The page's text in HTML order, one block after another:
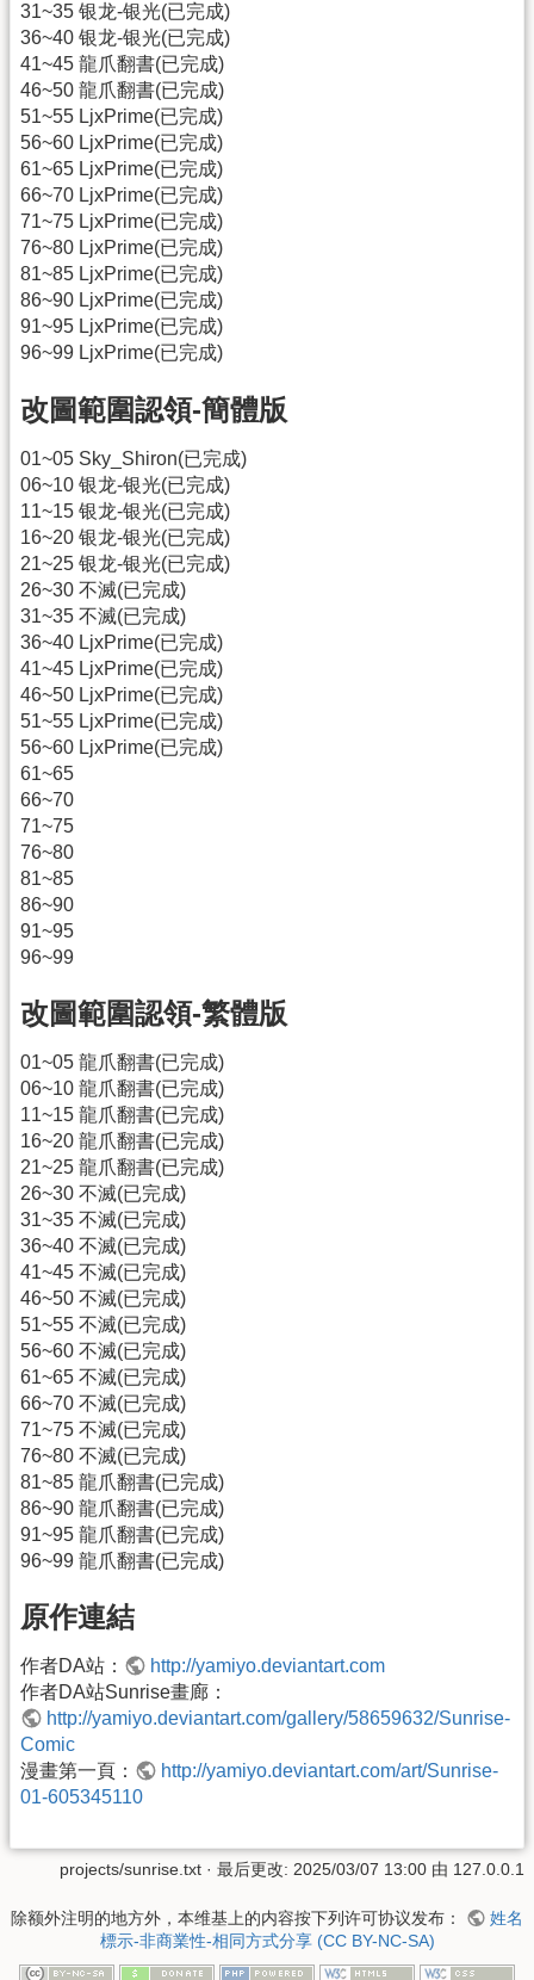
31~35 银龙-银光(已完成)
36~40 银龙-银光(已完成)
41~45 龍爪翻書(已完成)
46~50 龍爪翻書(已完成)
51~55 LjxPrime(已完成)
56~60 LjxPrime(已完成)
61~65 LjxPrime(已完成)
66~70 LjxPrime(已完成)
71~75 LjxPrime(已完成)
76~80 LjxPrime(已完成)
81~85 LjxPrime(已完成)
86~90 LjxPrime(已完成)
91~95 LjxPrime(已完成)
96~99 LjxPrime(已完成)
改圖範圍認領-簡體版
01~05 Sky_Shiron(已完成)
06~10 银龙-银光(已完成)
11~15 银龙-银光(已完成)
16~20 银龙-银光(已完成)
21~25 银龙-银光(已完成)
26~30 不滅(已完成)
31~35 不滅(已完成)
36~40 LjxPrime(已完成)
41~45 LjxPrime(已完成)
46~50 LjxPrime(已完成)
51~55 LjxPrime(已完成)
56~60 LjxPrime(已完成)
61~65
66~70
71~75
76~80
81~85
86~90
91~95
96~99
改圖範圍認領-繁體版
01~05 龍爪翻書(已完成)
06~10 龍爪翻書(已完成)
11~15 龍爪翻書(已完成)
16~20 龍爪翻書(已完成)
21~25 龍爪翻書(已完成)
26~30 不滅(已完成)
31~35 不滅(已完成)
36~40 不滅(已完成)
41~45 不滅(已完成)
46~50 不滅(已完成)
51~55 不滅(已完成)
56~60 不滅(已完成)
61~65 不滅(已完成)
66~70 不滅(已完成)
71~75 不滅(已完成)
76~80 不滅(已完成)
81~85 龍爪翻書(已完成)
86~90 龍爪翻書(已完成)
91~95 龍爪翻書(已完成)
96~99 龍爪翻書(已完成)
原作連結
作者DA站：
http://yamiyo.deviantart.com
作者DA站Sunrise畫廊：
http://yamiyo.deviantart.com/gallery/58659632/Sunrise-
Comic
漫畫第一頁：
http://yamiyo.deviantart.com/art/Sunrise-
01-605345110
projects/sunrise.txt · 最后更改: 2025/03/07 13:00 由 127.0.0.1
除额外注明的地方外，本维基上的内容按下列许可协议发布：
姓名
標示-非商業性-相同方式分享 (CC BY-NC-SA)